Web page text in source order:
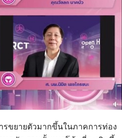
ขยายตัวมากขึ้นในภาคการท่อง